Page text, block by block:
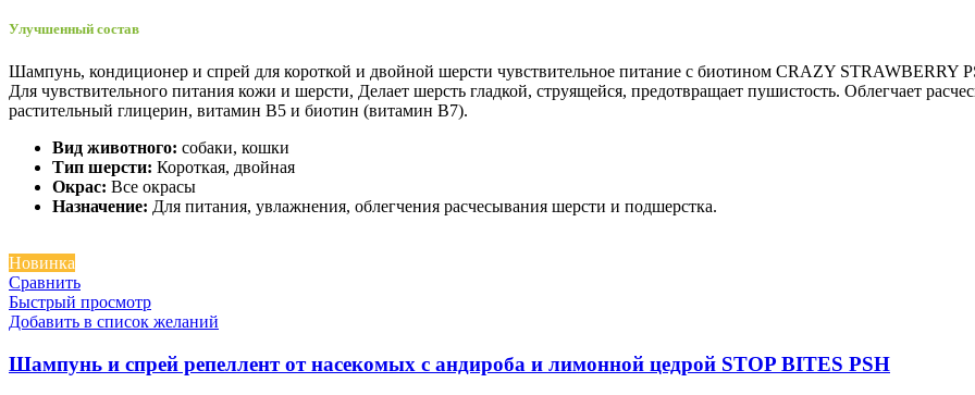
Улучшенный состав
Шампунь, кондиционер и спрей для короткой и двойной шерсти чувствительное питание с биотином CRAZY STRAWBERRY
Для чувствительного питания кожи и шерсти, Делает шерсть гладкой, струящейся, предотвращает пушистость. Облегчает
растительный глицерин, витамин B5 и биотин (витамин B7).
Вид животного: собаки, кошки
Тип шерсти: Короткая, двойная
Окрас: Все окрасы
Назначение: Для питания, увлажнения, облегчения расчесывания шерсти и подшерстка.
Новинка
Сравнить
Быстрый просмотр
Добавить в список желаний
Шампунь и спрей репеллент от насекомых с андироба и лимонной цедрой STOP BITES PSH